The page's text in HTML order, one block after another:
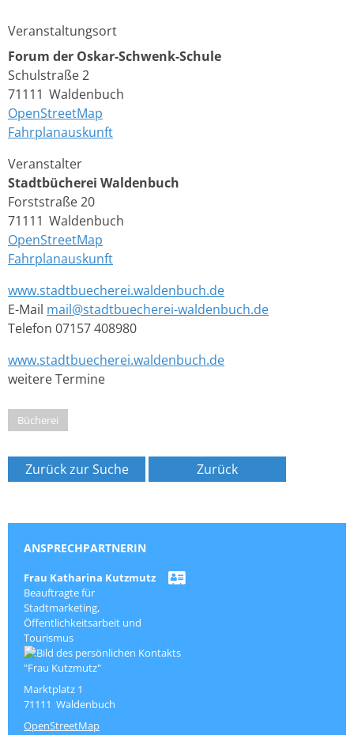
Veranstaltungsort
Forum der Oskar-Schwenk-Schule
Schulstraße 2
71111 Waldenbuch
OpenStreetMap
Fahrplanauskunft
Veranstalter
Stadtbücherei Waldenbuch
Forststraße 20
71111 Waldenbuch
OpenStreetMap
Fahrplanauskunft
www.stadtbuecherei.waldenbuch.de
E-Mail mail@stadtbuecherei-waldenbuch.de
Telefon 07157 408980
www.stadtbuecherei.waldenbuch.de
weitere Termine
Bücherei
Zurück zur Suche Zurück
ANSPRECHPARTNERIN
Frau Katharina Kutzmutz
Beauftragte für
Stadtmarketing,
Öffentlichkeitsarbeit und
Tourismus
Marktplatz 1
71111 Waldenbuch
OpenStreetMap